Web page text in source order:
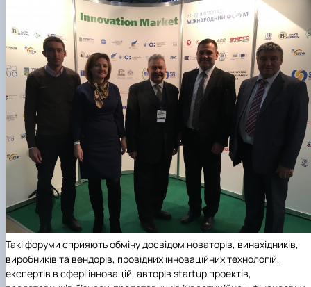
Такі форуми сприяютьобміну досвідом новаторів, винахідників,
виробників та вендорів, провідних інноваційних технологій,
експертів в сфері інновацій, авторів startup проектів,